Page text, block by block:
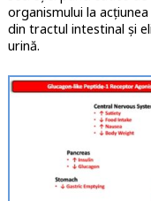
organismului la
din tractul intestinal și
urină.